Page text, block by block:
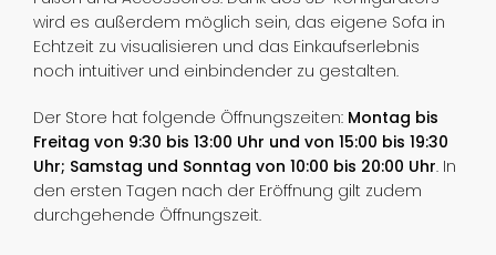
wird es außerdem möglich sein, das eigene Sofa in
Echtzeit zu visualisieren und das Einkaufserlebnis
noch intuitiver und einbindender zu gestalten.
Der Store hat folgende Öffnungszeiten: Montag bis
Freitag von 9:30 bis 13:00 Uhr und von 15:00 bis 19:30
Uhr; Samstag und Sonntag von 10:00 bis 20:00 Uhr. In
den ersten Tagen nach der Eröffnung gilt zudem
durchgehende Öffnungszeit.